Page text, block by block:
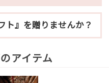
ト』を贈りませんか？
アイテム